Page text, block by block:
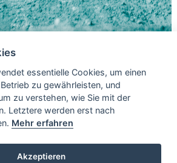
essentielle Cookies, um einen
zu gewährleisten, und
zu verstehen, wie Sie mit der
Letztere werden erst nach
Mehr erfahren
Akzeptieren